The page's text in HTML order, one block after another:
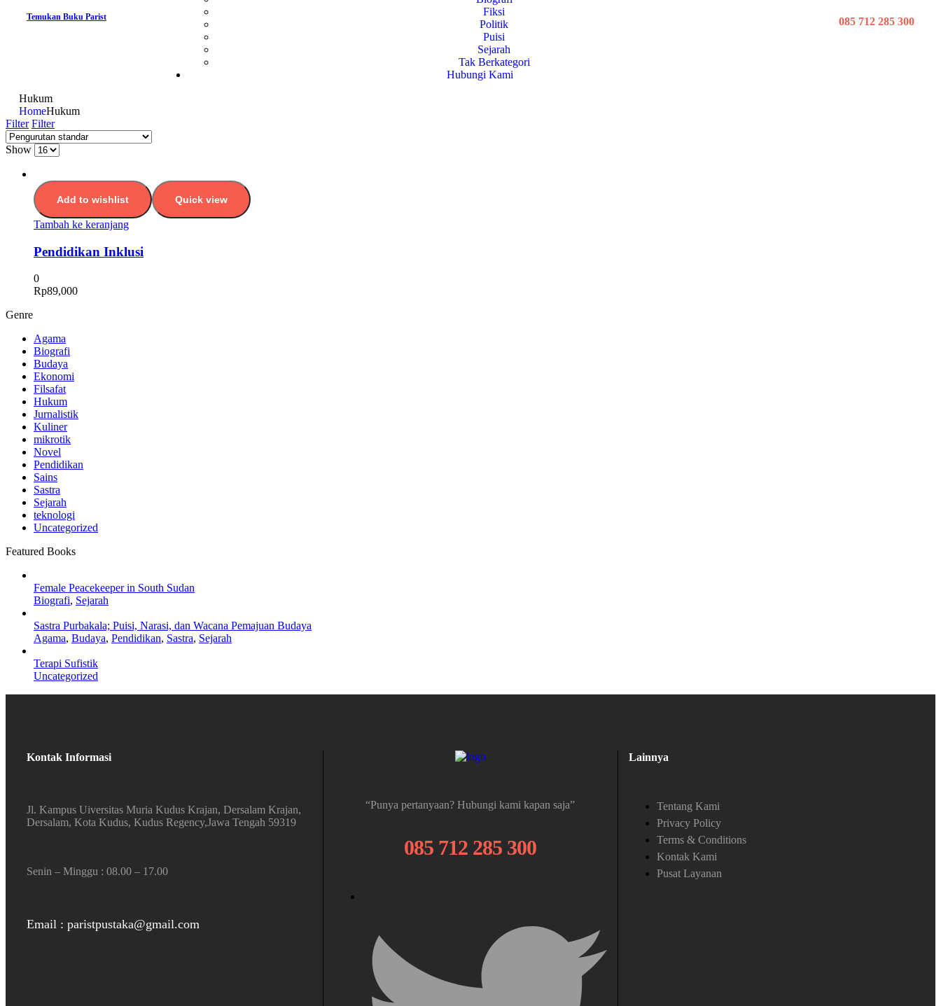
Temukan Buku Parist
Fiksi
Politik
Puisi
Sejarah
Tak Berkategori
Hubungi Kami
085 712 285 300
Hukum
HomeHukum
Filter Filter
Show
Add to wishlist Quick view
Tambah ke keranjang
Pendidikan Inklusi
0
Rp89,000
Genre
Agama
Biografi
Budaya
Ekonomi
Filsafat
Hukum
Jurnalistik
Kuliner
mikrotik
Novel
Pendidikan
Sains
Sastra
Sejarah
teknologi
Uncategorized
Featured Books
Female Peacekeeper in South Sudan
Biografi, Sejarah
Sastra Purbakala; Puisi, Narasi, dan Wacana Pemajuan Budaya
Agama, Budaya, Pendidikan, Sastra, Sejarah
Terapi Sufistik
Uncategorized
Kontak Informasi
Jl. Kampus Uiversitas Muria Kudus Krajan, Dersalam Krajan,
Dersalam, Kota Kudus, Kudus Regency,Jawa Tengah 59319
Senin – Minggu : 08.00 – 17.00
Email : paristpustaka@gmail.com
“Punya pertanyaan? Hubungi kami kapan saja”
085 712 285 300
Lainnya
Tentang Kami
Privacy Policy
Terms & Conditions
Kontak Kami
Pusat Layanan